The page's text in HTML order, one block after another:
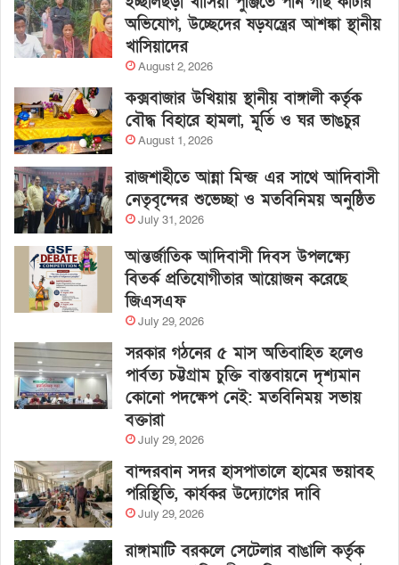
অভিযোগ, উচ্ছেদের ষড়যন্ত্রের আশঙ্কা স্থানীয়
খাসিয়াদের
August 2, 2026
কক্সবাজার উখিয়ায় স্থানীয় বাঙ্গালী কর্তৃক
বৌদ্ধ বিহারে হামলা, মূর্তি ও ঘর ভাঙচুর
August 1, 2026
রাজশাহীতে আন্না মিন্জ এর সাথে আদিবাসী
নেতৃবৃন্দের শুভেচ্ছা ও মতবিনিময় অনুষ্ঠিত
July 31, 2026
আন্তর্জাতিক আদিবাসী দিবস উপলক্ষ্যে
বিতর্ক প্রতিযোগীতার আয়োজন করেছে
জিএসএফ
July 29, 2026
সরকার গঠনের ৫ মাস অতিবাহিত হলেও
পার্বত্য চট্টগ্রাম চুক্তি বাস্তবায়নে দৃশ্যমান
কোনো পদক্ষেপ নেই: মতবিনিময় সভায়
বক্তারা
July 29, 2026
বান্দরবান সদর হাসপাতালে হামের ভয়াবহ
পরিস্থিতি, কার্যকর উদ্যোগের দাবি
July 29, 2026
রাঙ্গামাটি বরকলে সেটেলার বাঙালি কর্তৃক